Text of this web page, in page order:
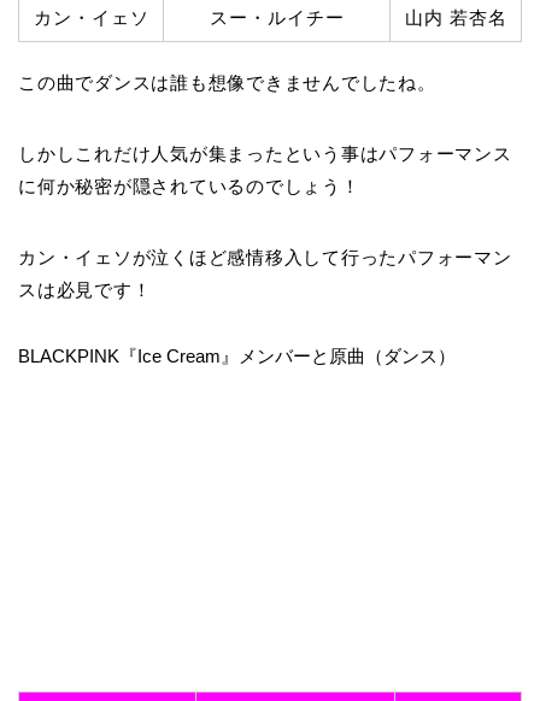
カン・イェソ スー・ルイチー 山内 若杏名
この曲でダンスは誰も想像できませんでしたね。
しかしこれだけ人気が集まったという事はパフォーマンス
に何か秘密が隠されているのでしょう！
カン・イェソが泣くほど感情移入して行ったパフォーマン
スは必見です！
BLACKPINK『Ice Cream』メンバーと原曲（ダンス）